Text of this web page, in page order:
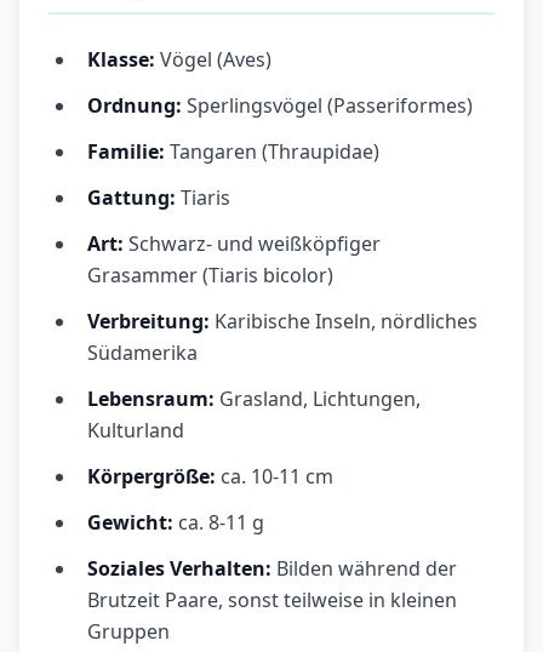
Klasse: Vögel (Aves)
Ordnung: Sperlingsvögel (Passeriformes)
Familie: Tangaren (Thraupidae)
Gattung: Tiaris
Art: Schwarz- und weißköpfiger
Grasammer (Tiaris bicolor)
Verbreitung: Karibische Inseln, nördliches
Südamerika
Lebensraum: Grasland, Lichtungen,
Kulturland
Körpergröße: ca. 10-11 cm
Gewicht: ca. 8-11 g
Soziales Verhalten: Bilden während der
Brutzeit Paare, sonst teilweise in kleinen
Gruppen